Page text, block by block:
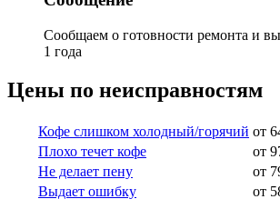
Сообщаем о готовности ремонта и
1 года
Цены по неисправностям
Кофе слишком холодный/горячий от
Плохо течет кофе
от
Не делает пену
от
Выдает ошибку
от